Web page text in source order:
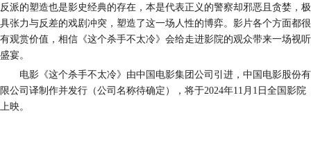
反派的塑造也是影史经典的存在，本是代表正义的警察却邪恶且 贪婪 ，极
具张力与反差的戏剧冲突，塑造了这一场人性的博弈。 影片各个方面都很
有观赏价值，相信《这个杀手不太冷》会给走进影院的观众带来一场视听
盛宴。
电影 《这个杀手不太冷》由中国电影集团公司引进，中国电影股份有
限公司译制作并发行（公司名称待确定），将于2024年11 月 1 日全国影院
上映。